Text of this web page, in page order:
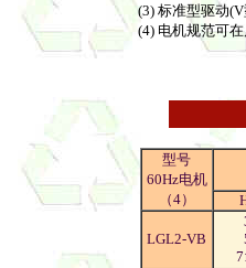
(3) 标准型驱动
(4) 电机规范可在
型号
60Hz电机
（4）
LGL2-VB
7